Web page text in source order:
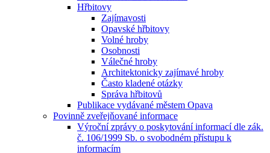
Hřbitovy
Zajímavosti
Opavské hřbitovy
Volné hroby
Osobnosti
Válečné hroby
Architektonicky zajímavé hroby
Často kladené otázky
Správa hřbitovů
Publikace vydávané městem Opava
Povinně zveřejňované informace
Výroční zprávy o poskytování informací dle zák.
č. 106/1999 Sb. o svobodném přístupu k
informacím